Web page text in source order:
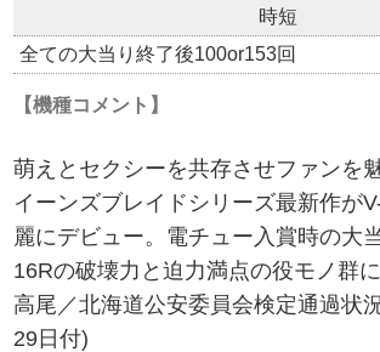
時短
全ての大当り終了後100or153回
【機種コメント】
萌えとセクシーを共存させファンを
イーンズブレイドシリーズ最新作が
麗にデビュー。電チュー入賞時の大
16Rの破壊力と迫力満点の役モノ群
高尾／北海道公安委員会検定通過状
29日付)